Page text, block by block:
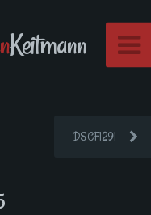
Keitmann
DSCF1291